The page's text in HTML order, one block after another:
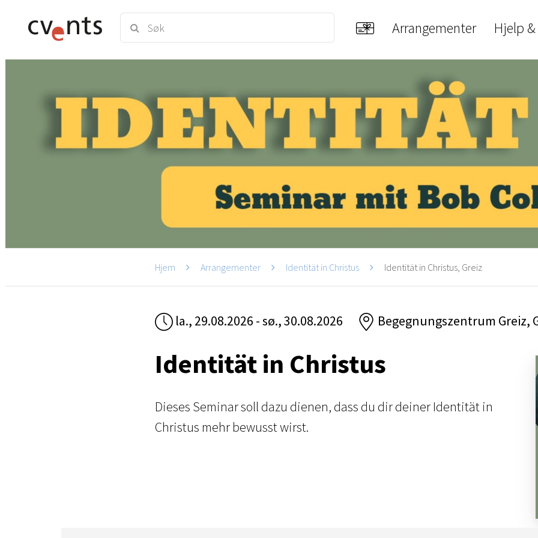
Arrangementer Hjelp
Hjem Arrangementer Identität in Christus Identität in Christus, Greiz
la., 29.08.2026 - sø., 30.08.2026 Begegnungszentrum Greiz,
Identität in Christus
Dieses Seminar soll dazu dienen, dass du dir deiner Identität in
Christus mehr bewusst wirst.